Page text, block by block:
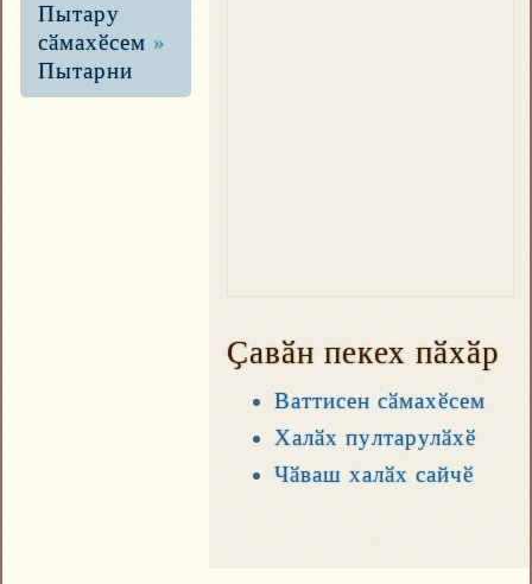
Пытару
сӑмахӗсем »
Пытарни
Ҫавӑн пекех пӑхӑр
Ваттисен сӑмахӗсем
Халӑх пултарулӑхӗ
Чӑваш халӑх сайчӗ